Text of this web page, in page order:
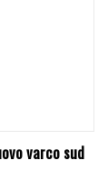
varco sud